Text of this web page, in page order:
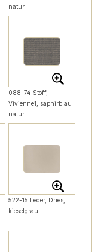
natur
088-74 Stoff,
Vivienne1, saphirblau
natur
522-15 Leder, Dries,
kieselgrau